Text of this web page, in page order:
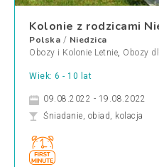
Kolonie z rodzicami
Polska / Niedzica
Obozy i Kolonie Letnie, Obozy
Wiek: 6 - 10 lat
09.08.2022 - 19.08.2022
Śniadanie, obiad, kolacja